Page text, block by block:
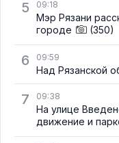
5 09:18
Мэр Рязани
городе
(350)
6 09:59
Над Рязанской
7 09:38
На улице
движение и